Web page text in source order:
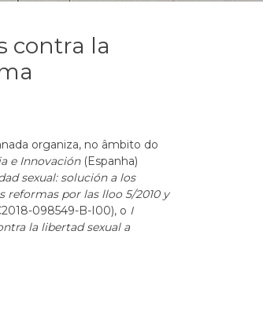
contra la
organiza, no âmbito do
e Innovación(Espanha)
sexual:solucióna los
reformas por las lloo5/2010 y
098549-B-I00), o I
la libertadsexual a